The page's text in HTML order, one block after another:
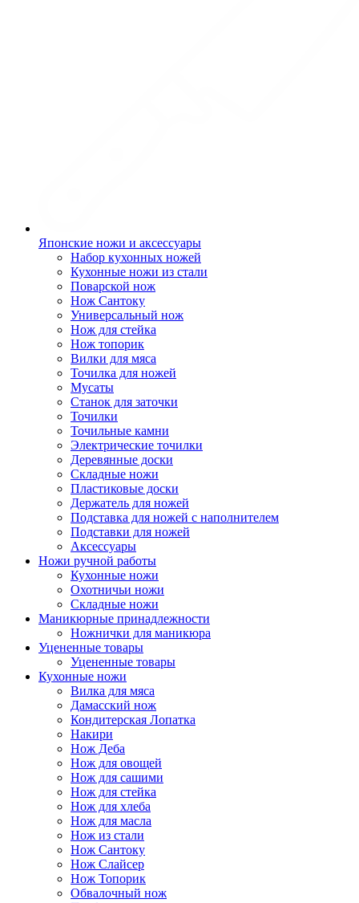
Японские ножи и аксессуары
Набор кухонных ножей
Кухонные ножи из стали
Поварской нож
Нож Сантоку
Универсальный нож
Нож для стейка
Нож топорик
Вилки для мяса
Точилка для ножей
Мусаты
Станок для заточки
Точилки
Точильные камни
Электрические точилки
Деревянные доски
Складные ножи
Пластиковые доски
Держатель для ножей
Подставка для ножей с наполнителем
Подставки для ножей
Аксессуары
Ножи ручной работы
Кухонные ножи
Охотничьи ножи
Складные ножи
Маникюрные принадлежности
Ножнички для маникюра
Уцененные товары
Уцененные товары
Кухонные ножи
Вилка для мяса
Дамасский нож
Кондитерская Лопатка
Накири
Нож Деба
Нож для овощей
Нож для сашими
Нож для стейка
Нож для хлеба
Нож для масла
Нож из стали
Нож Сантоку
Нож Слайсер
Нож Топорик
Обвалочный нож